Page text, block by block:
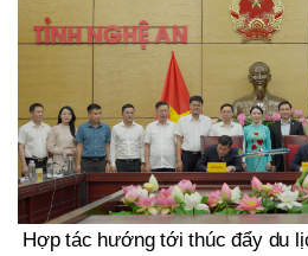
Hợp tác hướng tới thúc đẩy du